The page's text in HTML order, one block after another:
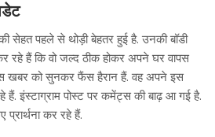
सेहत पहले से थोड़ी बेहतर हुई है. उनकी बॉडी
रहे हैं कि वो जल्द ठीक होकर अपने घर वापस
खबर को सुनकर फैंस हैरान हैं. वह अपने इस
हैं. इंस्टाग्राम पोस्ट पर कमेंट्स की बाढ़ आ गई है.
कर रहे हैं.